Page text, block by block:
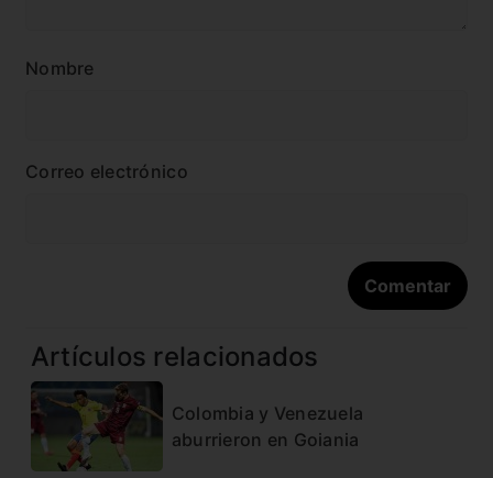
Nombre
Correo electrónico
Artículos relacionados
Colombia y Venezuela
aburrieron en Goiania